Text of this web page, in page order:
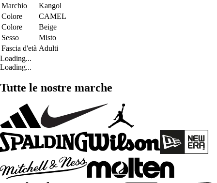
Marchio
Kangol
Colore
CAMEL
Colore
Beige
Sesso
Misto
Fascia d'età Adulti
Loading...
Loading...
Tutte le nostre marche